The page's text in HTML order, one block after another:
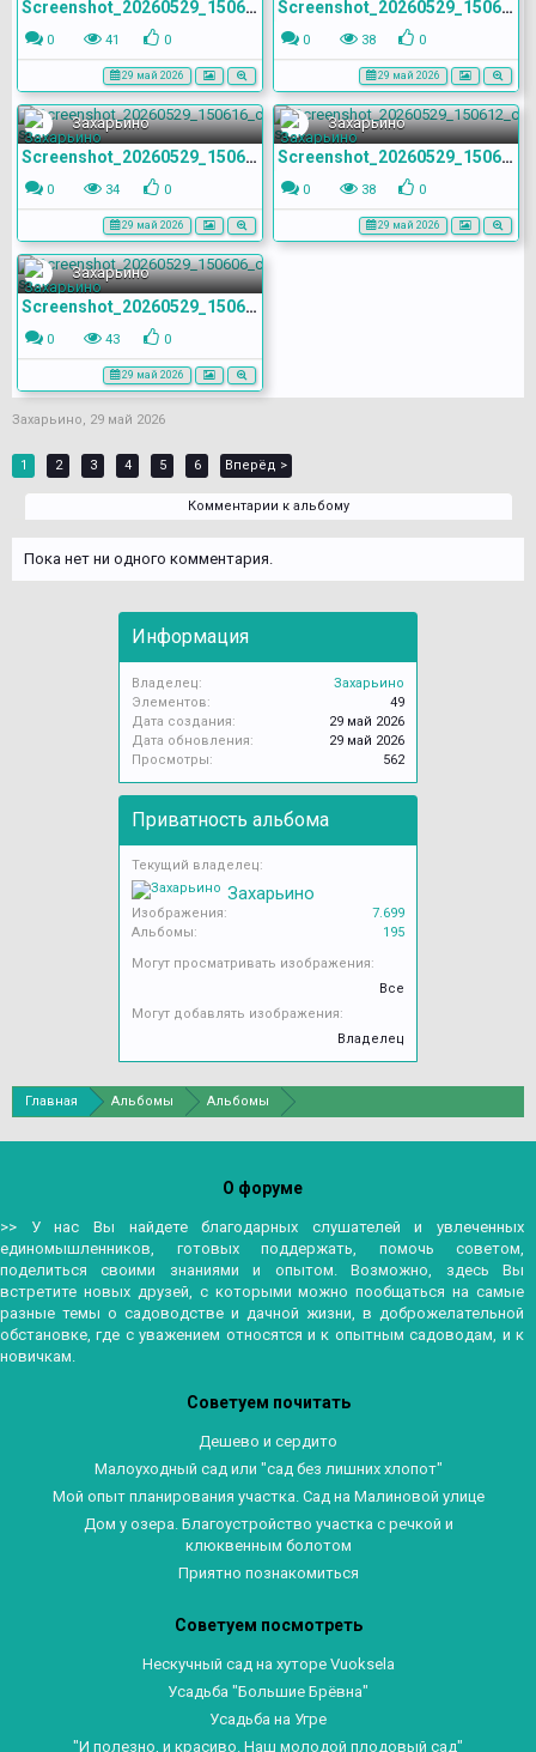
Screenshot_20260529_150648_com.yandex.browser
0 41 0
29 май 2026
Screenshot_20260529_150624_com.yandex.browser
0 38 0
29 май 2026
Захарьино
Screenshot_20260529_150616_com.yandex.browser
0 34 0
29 май 2026
Захарьино
Screenshot_20260529_150612_com.yandex.browser
0 38 0
29 май 2026
Захарьино
Screenshot_20260529_150606_com.yandex.browser
0 43 0
29 май 2026
Захарьино, 29 май 2026
1 2 3 4 5 6 Вперёд >
Комментарии к альбому
Пока нет ни одного комментария.
Информация
Владелец:
Захарьино
Элементов:
49
Дата создания:
29 май 2026
Дата обновления:
29 май 2026
Просмотры:
562
Приватность альбома
Текущий владелец:
Захарьино
Изображения:
7.699
Альбомы:
195
Могут просматривать изображения:
Все
Могут добавлять изображения:
Владелец
Главная Альбомы Альбомы
О форуме
>> У нас Вы найдете благодарных слушателей и увлеченных
единомышленников, готовых поддержать, помочь советом,
поделиться своими знаниями и опытом. Возможно, здесь Вы
встретите новых друзей, с которыми можно пообщаться на самые
разные темы о садоводстве и дачной жизни, в доброжелательной
обстановке, где с уважением относятся и к опытным садоводам, и к
новичкам.
Советуем почитать
Дешево и сердито
Малоуходный сад или "сад без лишних хлопот"
Мой опыт планирования участка. Сад на Малиновой улице
Дом у озера. Благоустройство участка с речкой и
клюквенным болотом
Приятно познакомиться
Советуем посмотреть
Нескучный сад на хуторе Vuoksela
Усадьба "Большие Брёвна"
Усадьба на Угре
"И полезно, и красиво. Наш молодой плодовый сад"